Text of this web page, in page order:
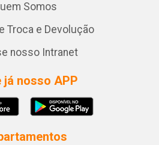
Somos
Troca e Devolução
nosso Intranet
já nosso APP